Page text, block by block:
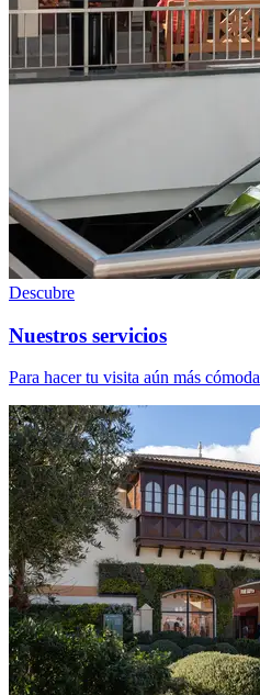
Descubre
Nuestros servicios
Para hacer tu visita aún más cómoda